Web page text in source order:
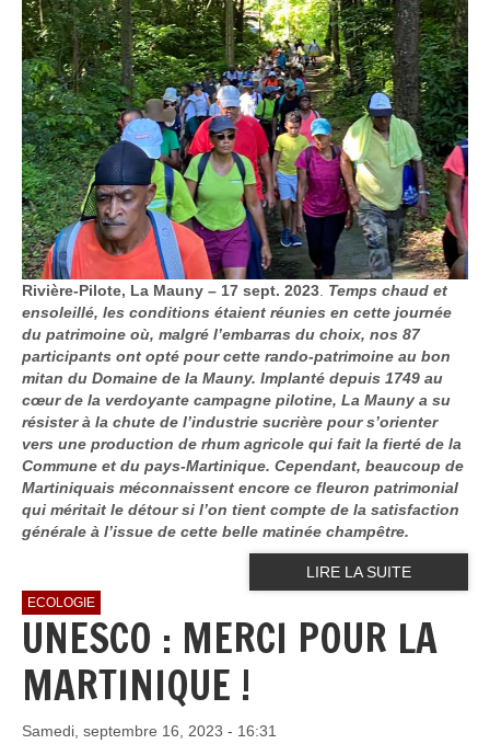
Rivière-Pilote, La Mauny – 17 sept. 2023. Temps chaud et
ensoleillé, les conditions étaient réunies en cette journée
du patrimoine où, malgré l’embarras du choix, nos 87
participants ont opté pour cette rando-patrimoine au bon
mitan du Domaine de la Mauny. Implanté depuis 1749 au
cœur de la verdoyante campagne pilotine, La Mauny a su
résister à la chute de l’industrie sucrière pour s’orienter
vers une production de rhum agricole qui fait la fierté de la
Commune et du pays-Martinique. Cependant, beaucoup de
Martiniquais méconnaissent encore ce fleuron patrimonial
qui méritait le détour si l’on tient compte de la satisfaction
générale à l’issue de cette belle matinée champêtre.
LIRE LA SUITE
ECOLOGIE
UNESCO : MERCI POUR LA
MARTINIQUE !
Samedi, septembre 16, 2023 - 16:31